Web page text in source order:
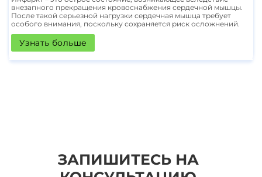
внезапного прекращения кровоснабжения сердечной мышцы.
После такой серьезной нагрузки сердечная мышца требует
особого внимания, поскольку сохраняется риск осложнений.
Узнать больше
ЗАПИШИТЕСЬ НА